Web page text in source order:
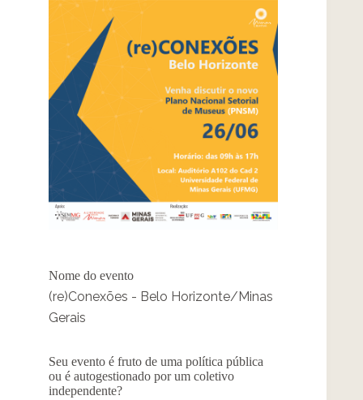
Nome do evento
(re)Conexões - Belo Horizonte/Minas
Gerais
Seu evento é fruto de uma política pública
ou é autogestionado por um coletivo
independente?